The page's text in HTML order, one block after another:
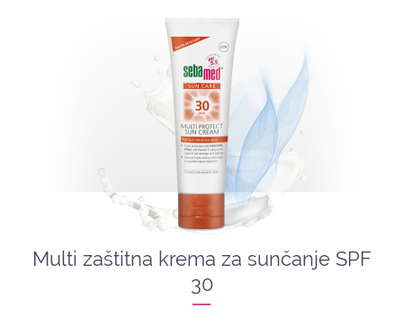
Multi zaštitna krema za sunčanje SPF
30